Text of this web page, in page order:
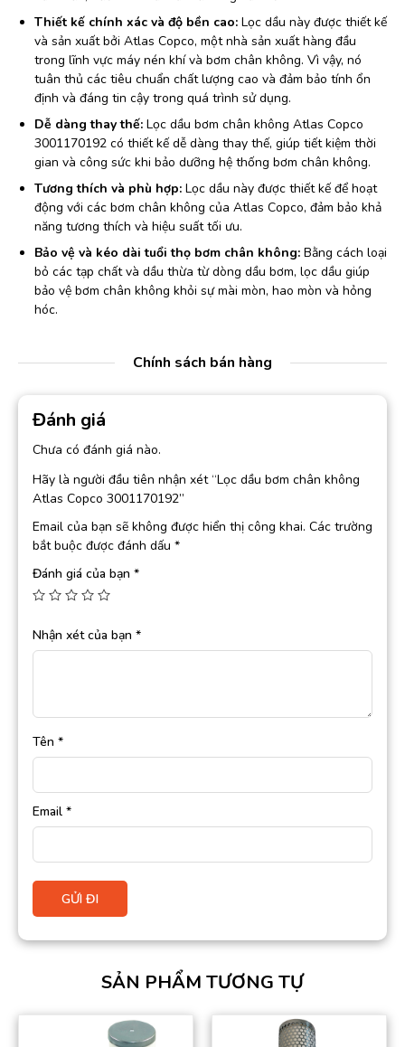
Thiết kế chính xác và độ bền cao: Lọc dầu này được thiết kế
và sản xuất bởi Atlas Copco, một nhà sản xuất hàng đầu
trong lĩnh vực máy nén khí và bơm chân không. Vì vậy, nó
tuân thủ các tiêu chuẩn chất lượng cao và đảm bảo tính ổn
định và đáng tin cậy trong quá trình sử dụng.
Dễ dàng thay thế: Lọc dầu bơm chân không Atlas Copco
3001170192 có thiết kế dễ dàng thay thế, giúp tiết kiệm thời
gian và công sức khi bảo dưỡng hệ thống bơm chân không.
Tương thích và phù hợp: Lọc dầu này được thiết kế để hoạt
động với các bơm chân không của Atlas Copco, đảm bảo khả
năng tương thích và hiệu suất tối ưu.
Bảo vệ và kéo dài tuổi thọ bơm chân không: Bằng cách loại
bỏ các tạp chất và dầu thừa từ dòng dầu bơm, lọc dầu giúp
bảo vệ bơm chân không khỏi sự mài mòn, hao mòn và hỏng
hóc.
Chính sách bán hàng
Đánh giá
Chưa có đánh giá nào.
Hãy là người đầu tiên nhận xét “Lọc dầu bơm chân không
Atlas Copco 3001170192”
Email của bạn sẽ không được hiển thị công khai. Các trường
bắt buộc được đánh dấu *
Đánh giá của bạn *
Nhận xét của bạn *
Tên *
Email *
SẢN PHẨM TƯƠNG TỰ